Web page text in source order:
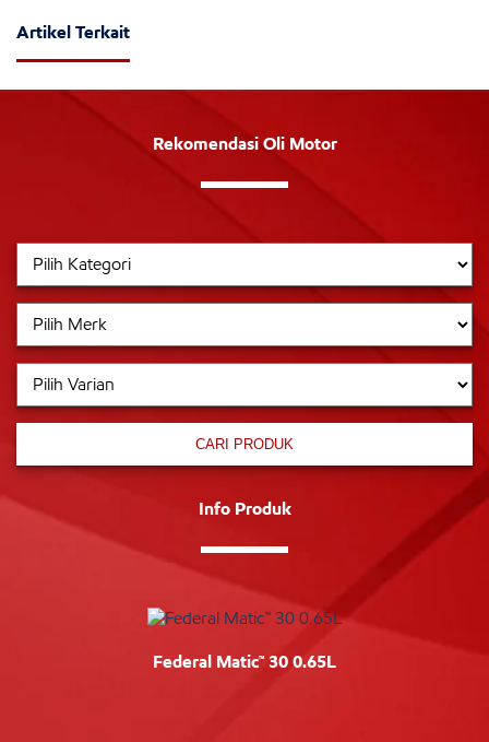
Artikel Terkait
Rekomendasi Oli Motor
CARI PRODUK
Info Produk
Federal Matic™ 30 0.65L